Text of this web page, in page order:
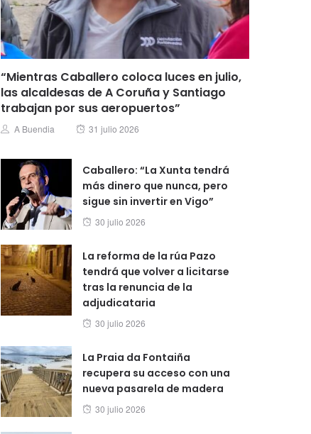
“Mientras Caballero coloca luces en julio,
las alcaldesas de A Coruña y Santiago
trabajan por sus aeropuertos”
Author
A Buendia
Posted
31 julio 2026
Caballero: “La Xunta tendrá
más dinero que nunca, pero
sigue sin invertir en Vigo”
Posted
30 julio 2026
La reforma de la rúa Pazo
tendrá que volver a licitarse
tras la renuncia de la
adjudicataria
Posted
30 julio 2026
La Praia da Fontaiña
recupera su acceso con una
nueva pasarela de madera
Posted
30 julio 2026